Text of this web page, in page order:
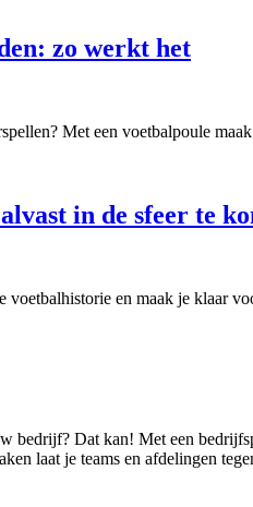
zo werkt het
Met een voetbalpoule
in de sfeer te
voetbalhistorie en maak je klaar
bedrijf? Dat kan! Met een
laat je teams en afdelingen